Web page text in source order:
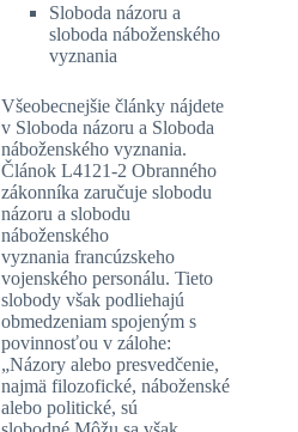
Sloboda názoru a
sloboda náboženského
vyznania
Všeobecnejšie články nájdete
v Sloboda názoru a Sloboda
náboženského vyznania.
Článok L4121-2 Obranného
zákonníka zaručuje slobodu
názoru a slobodu
náboženského
vyznania francúzskeho
vojenského personálu. Tieto
slobody však podliehajú
obmedzeniam spojeným s
povinnosťou v zálohe:
„Názory alebo presvedčenie,
najmä filozofické, náboženské
alebo politické, sú